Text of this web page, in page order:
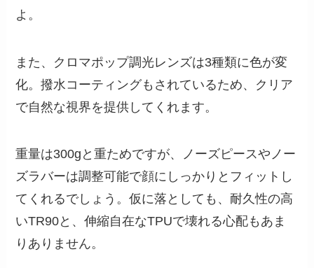
よ。
また、クロマポップ調光レンズは3種類に色が変
化。撥水コーティングもされているため、クリア
で自然な視界を提供してくれます。
重量は300gと重ためですが、ノーズピースやノー
ズラバーは調整可能で顔にしっかりとフィットし
てくれるでしょう。仮に落としても、耐久性の高
いTR90と、伸縮自在なTPUで壊れる心配もあま
りありません。